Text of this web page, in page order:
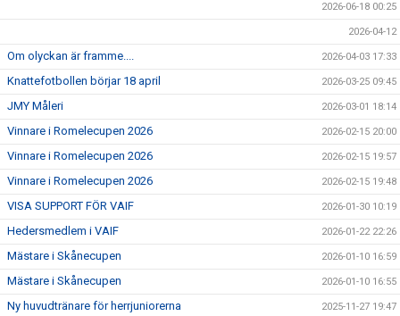
SPONSORER
EVENEMANG
HITTA HIT
2026-06-18 00:25
2026-04-12
Om olyckan är framme.... 2026-04-03 17:33
Knattefotbollen börjar 18 april 2026-03-25 09:45
JMY Måleri 2026-03-01 18:14
Vinnare i Romelecupen 2026 2026-02-15 20:00
Vinnare i Romelecupen 2026 2026-02-15 19:57
Vinnare i Romelecupen 2026 2026-02-15 19:48
VISA SUPPORT FÖR VAIF 2026-01-30 10:19
Hedersmedlem i VAIF 2026-01-22 22:26
Mästare i Skånecupen 2026-01-10 16:59
Mästare i Skånecupen 2026-01-10 16:55
Ny huvudtränare för herrjuniorerna 2025-11-27 19:47